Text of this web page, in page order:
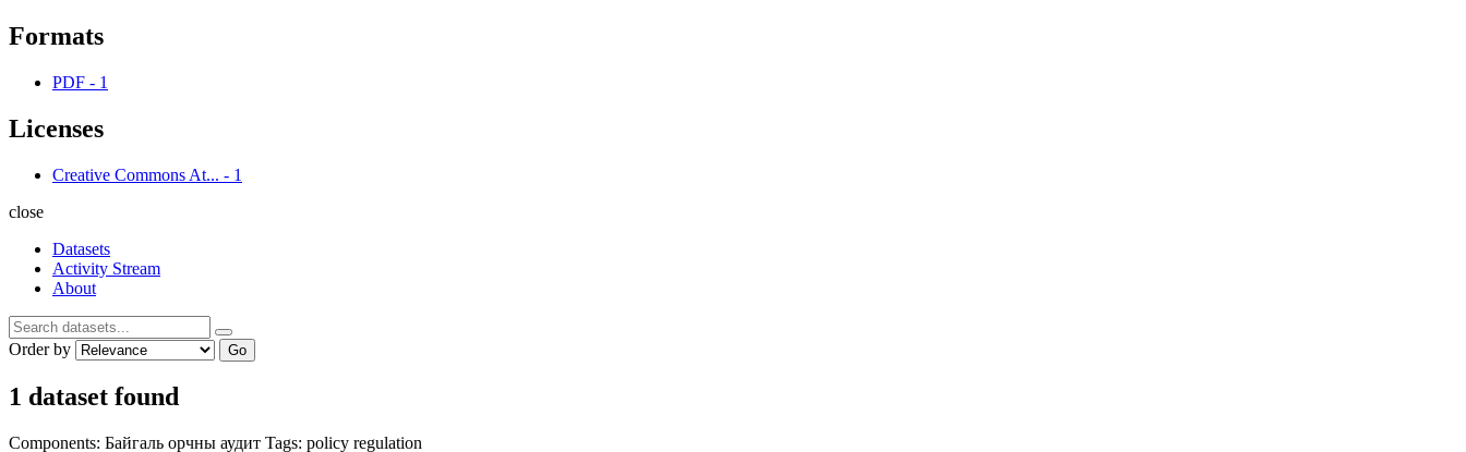
Formats
PDF - 1
Licenses
Creative Commons At... - 1
close
Datasets
Activity Stream
About
Order by Go
1 dataset found
Components: Байгаль орчны аудит Tags: policy regulation